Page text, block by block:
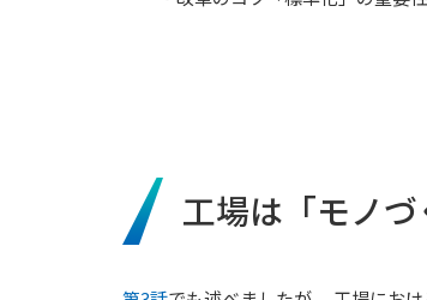
工場は「モノ